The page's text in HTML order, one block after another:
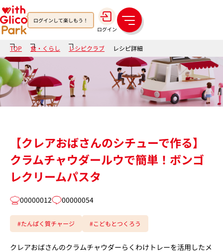
ログインして楽しもう！
ログイン
メ
ニ
ュ
ー
TOP 食・くらし レシピクラブ レシピ詳細
【クレアおばさんのシチューで作る】
クラムチャウダールウで簡単！ボンゴ
レクリームパスタ
00000012 00000054
#たんぱく質チャージ #こどもとつくろう
クレアおばさんのクラムチャウダーらくわけトレーを活用したメ